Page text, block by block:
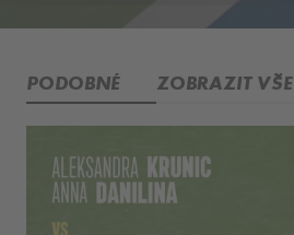
PODOBNÉ ZOBRAZIT VŠE